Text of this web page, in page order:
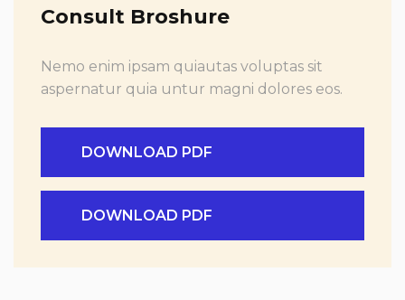
Consult Broshure
Nemo enim ipsam quiautas voluptas sit
aspernatur quia untur magni dolores eos.
DOWNLOAD PDF
DOWNLOAD PDF